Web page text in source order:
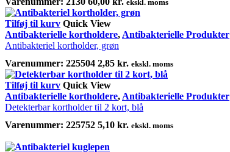
ekskl. moms
Tilføj til kurv Quick View
Antibakterielle kortholdere, Antibakterielle Produkter
Antibakteriel kortholder, grøn
Varenummer: 225504 2,85 kr. ekskl. moms
Tilføj til kurv Quick View
Antibakterielle kortholdere, Antibakterielle Produkter
Detekterbar kortholder til 2 kort, blå
Varenummer: 225752 5,10 kr. ekskl. moms